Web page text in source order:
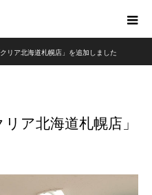
リア北海道札幌店」を追加しました
ア北海道札幌店」